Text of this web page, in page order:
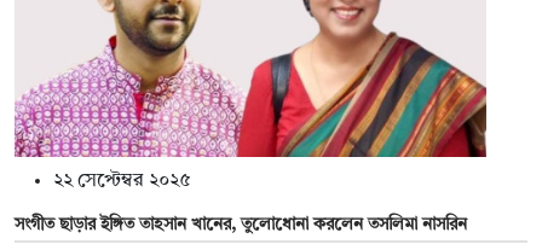
২২ সেপ্টেম্বর ২০২৫
সংগীত ছাড়ার ইঙ্গিত তাহসান খানের, তুলোধোনা করলেন তসলিমা নাসরিন